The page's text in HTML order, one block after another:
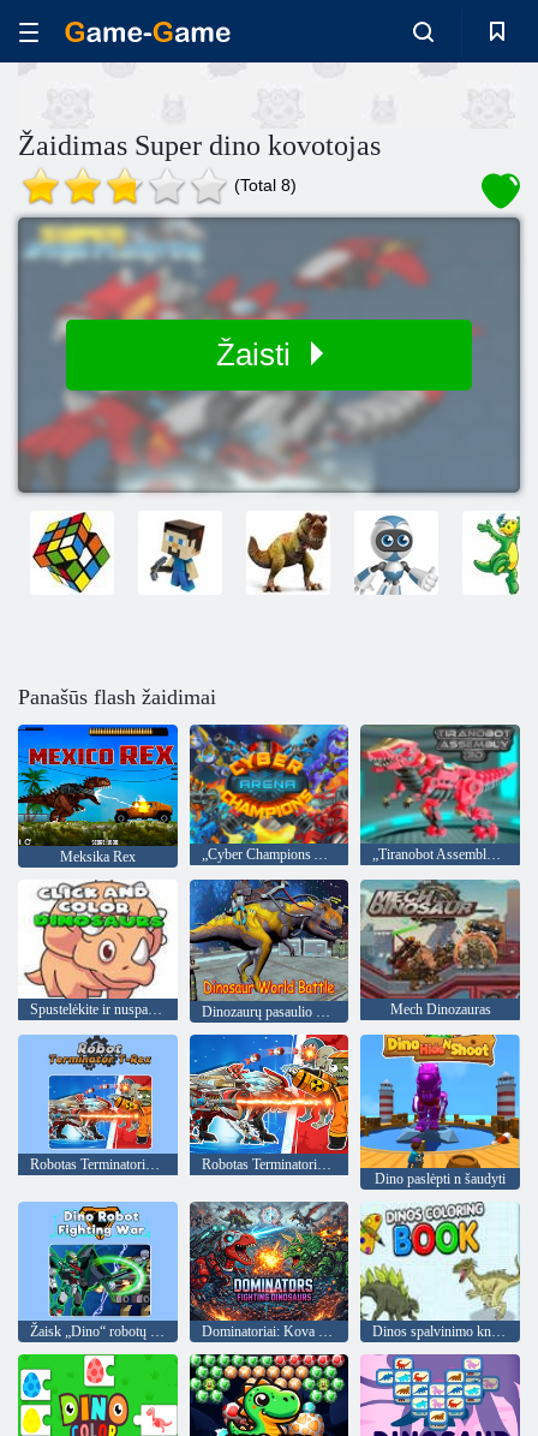
Žaidimas Super dino kovotojas
(Total 8)
Žaisti
Panašūs flash žaidimai
Meksika Rex „Cyber ​​Champions Arena“ „Tiranobot Assembly 3D“
Spustelėkite ir nuspalvinkite dinozaurai Mech Dinozauras
Robotas Terminatorius T-Rex
Robotas Terminatorius T Reksas
Dino paslėpti n šaudyti
Žaisk „Dino“ robotų kovos karą Dominatoriai: Kova su dinozaurais Dinos spalvinimo knyga